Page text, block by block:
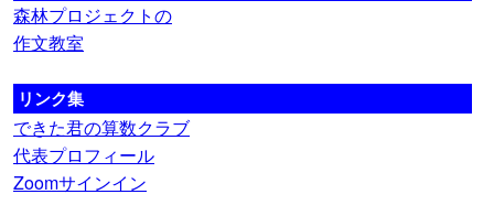
森林プロジェクトの
作文教室
リンク集
できた君の算数クラブ
代表プロフィール
Zoomサインイン